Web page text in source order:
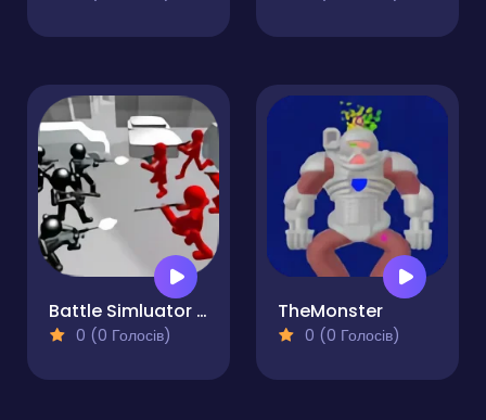
Battle Simluator - Counter Stickman
0 (0 Голосів)
TheMonster
0 (0 Голосів)